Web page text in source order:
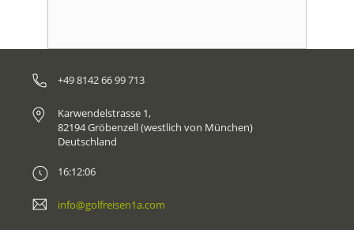
+49 8142 66 99 713
Karwendelstrasse 1,
82194 Gröbenzell (westlich von München)
Deutschland
16:12:06
info@golfreisen1a.com